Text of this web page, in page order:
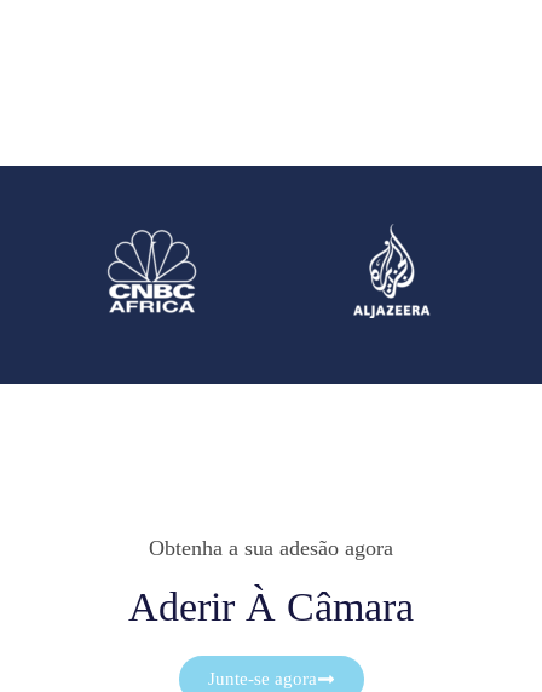
Obtenha a sua adesão agora
Aderir À Câmara
Junte-se agora